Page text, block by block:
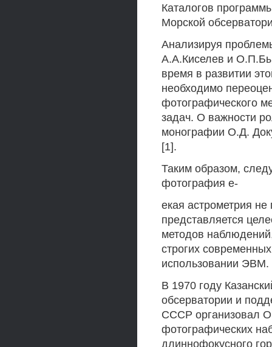
Каталогов
Морской
Анализируя
А.А.Киселев и
время в развитии
необходимо
фотографического
задач. О важности
монографии О.Д.
[1].
Таким образом,
фотография е-
екая астрометрия не
представляется
методов
строгих
использовании ЭВМ.
В 1970 году
обсерватории и
СССР организовал
фотографических
длиннофокусного